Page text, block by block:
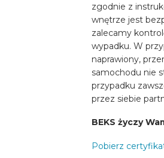
zgodnie z
wnętrze jest
zalecamy
wypadku. W
naprawiony,
samochodu nie
przypadku
przez siebie
BEKS życzy
Pobierz